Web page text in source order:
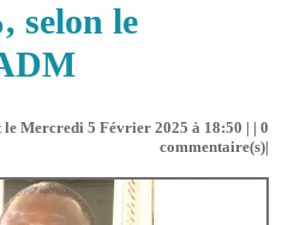
selon le
Mercredi 5 Février 2025 à 18:50 | | 0
commentaire(s)|